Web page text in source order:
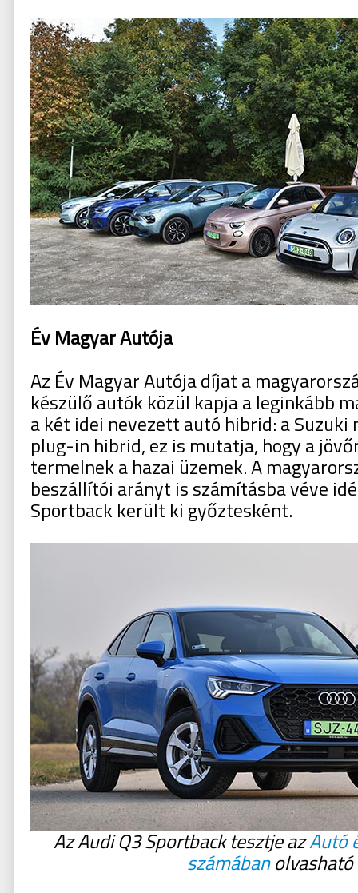
Év Magyar Autója
Az Év Magyar Autója díjat a
készülő autók közül kapja a leginkább
a két idei nevezett autó hibrid: a Suzuki
plug-in hibrid, ez is mutatja, hogy a
termelnek a hazai üzemek. A
beszállítói arányt is számításba véve
Sportback került ki győztesként.
Az Audi Q3 Sportback tesztje azAutó
számábanolvasható